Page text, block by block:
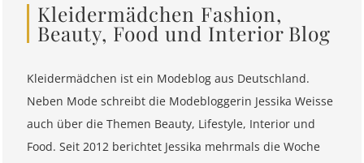
Kleidermädchen Fashion,
Beauty, Food und Interior Blog
Kleidermädchen ist ein Modeblog aus Deutschland.
Neben Mode schreibt die Modebloggerin Jessika Weisse
auch über die Themen Beauty, Lifestyle, Interior und
Food. Seit 2012 berichtet Jessika mehrmals die Woche